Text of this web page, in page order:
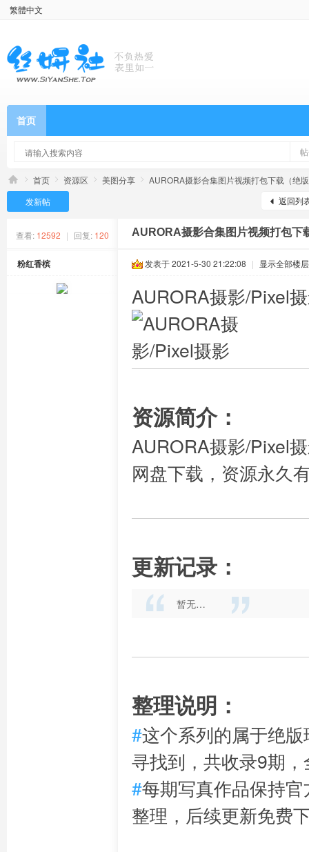
繁體中文
首页
首页 资源区 美图分享
AURORA摄影合集图片视频打包下载（绝
返回列
发新帖
查看: 12592 | 回复: 120 AURORA摄影合集图片视频打包下
粉红香槟 发表于 2021-5-30 21:22:08 | 显示全部楼层
AURORA摄影/Pixel
资源简介：
AURORA摄影/Pixel
网盘下载，资源永久
更新记录：
暂无…
整理说明：
#这个系列的属于绝
寻找到，共收录9期
#每期写真作品保持
整理，后续更新免费